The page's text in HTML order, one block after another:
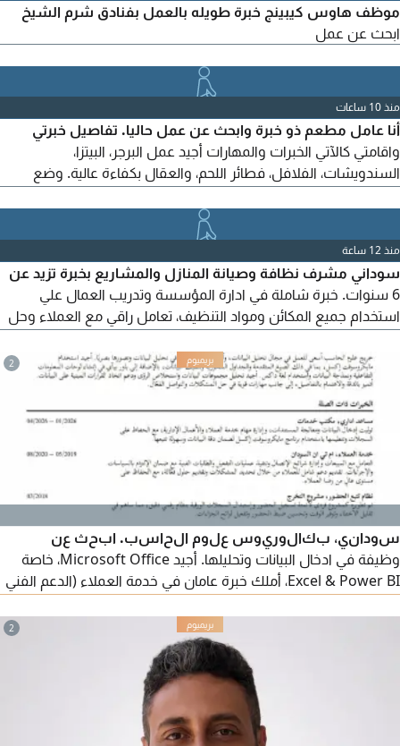
موظف هاوس كيبينج خبرة طويله بالعمل بفنادق شرم الشيخ
ابحث عن عمل
منذ 10 ساعات
أنا عامل مطعم ذو خبرة وابحث عن عمل حاليا. تفاصيل خبرتي
واقامتي كالآتي الخبرات والمهارات أجيد عمل البرجر، البيتزا،
السندويشات، الفلافل، فطائر اللحم، والعقال بكفاءة عالية. وضع
عمل أو شركة بحاجة الى عامل لديه هذه الخبرات، يرجى التواصل
منذ 12 ساعة
سوداني مشرف نظافة وصيانة المنازل والمشاريع بخبرة تزيد عن
6 سنوات. خبرة شاملة في ادارة المؤسسة وتدريب العمال علي
استخدام جميع المكائن ومواد التنظيف، تعامل راقي مع العملاء وحل
المعاينات وتحديد الأسعار إقامة سارية المفعول ورخصة متوفرة
2
سوداني، بكالوريوس علوم الحاسب. ابحث عن
وظيفة في ادخال البيانات وتحليلها. أجيد Microsoft Office، خاصة
Excel & Power BI، أملك خبرة عامان في خدمة العملاء (الدعم الفني
والتسويق الرقمي، واعداد التقارير وتحليل البيانات. أجيد الانجليزية،
وإدارة الوقت والعمل ضمن فريق، مع مهارات تواصل قوية وحل
المشكلات. إقامة قابلة للنقل، متاح للعمل فورا
2